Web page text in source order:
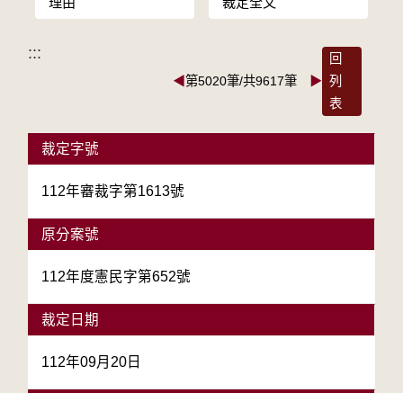
:::
◀第5020筆/共9617筆 ▶
回
列
表
裁定字號
112年審裁字第1613號
原分案號
112年度憲民字第652號
裁定日期
112年09月20日